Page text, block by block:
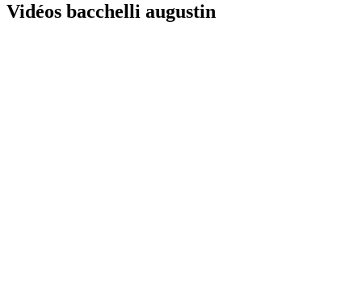
Vidéos bacchelli augustin